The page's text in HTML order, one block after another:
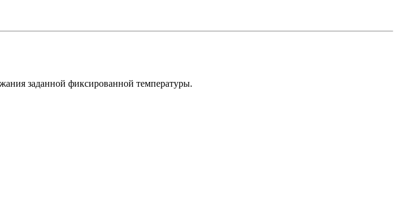
заданной фиксированной температуры.